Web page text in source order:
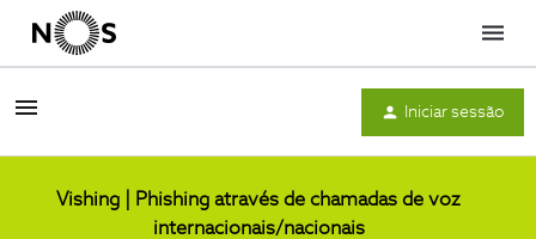
Menu
Iniciar sessão
Vishing | Phishing através de chamadas de voz
internacionais/nacionais